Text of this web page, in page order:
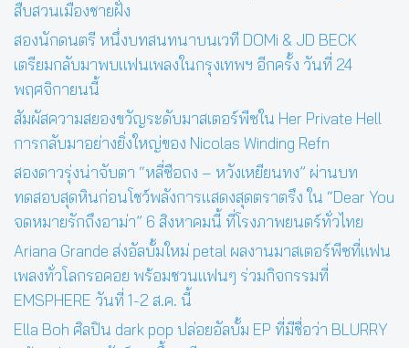
สืบสวนเมืองชายฝั่ง
สองนักดนตรี หนึ่งบทสนทนาบนเวที DOMi & JD BECK
เตรียมกลับมาพบแฟนเพลงในกรุงเทพฯ อีกครั้ง วันที่ 24
พฤศจิกายนนี้
สัมผัสความสยองขวัญระดับมาสเตอร์พีซใน Her Private Hell
การกลับมาอย่างยิ่งใหญ่ของ Nicolas Winding Refn
สองดาวรุ่งน่าจับตา “หลี่ซือถง – หวังเหยียนทง” ผ่านบท
ทดสอบสุดหินก่อนโชว์พลังการแสดงสุดตราตรึง ใน “Dear You
จดหมายรักถึงอาม่า” 6 สิงหาคมนี้ ที่โรงภาพยนตร์ทั่วไทย
Ariana Grande ส่งอัลบั้มใหม่ petal ผลงานมาสเตอร์พีซที่แฟน
เพลงทั่วโลกรอคอย พร้อมชวนแฟนๆ ร่วมกิจกรรมที่
EMSPHERE วันที่ 1-2 ส.ค. นี้
Ella Boh ศิลปิน dark pop ปล่อยอัลบั้ม EP ที่มีชื่อว่า BLURRY